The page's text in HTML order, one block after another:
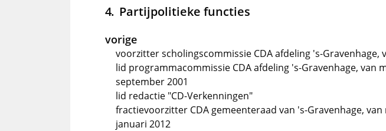
Partijpolitieke functies
vorige
voorzitter scholingscommissie CDA afdeling 's-Gravenhage,
lid programmacommissie CDA afdeling 's-Gravenhage, van
september 2001
lid redactie "CD-Verkenningen"
fractievoorzitter CDA gemeenteraad van 's-Gravenhage, van
januari 2012